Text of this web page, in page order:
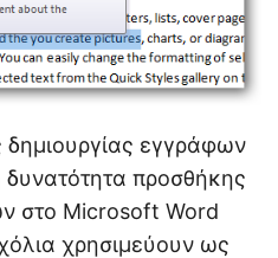
δημιουργίας εγγράφων
δυνατότητα προσθήκης
στο Microsoft Word
χρησιμεύουν ως